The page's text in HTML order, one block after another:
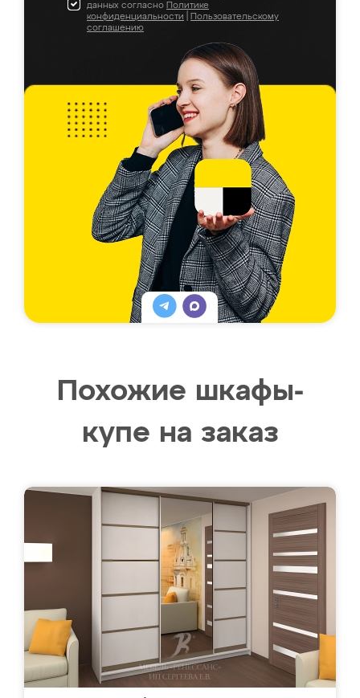
данных согласно Политике
конфиденциальности
Пользовательскому
соглашению
Похожие шкафы-
купе на заказ